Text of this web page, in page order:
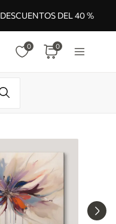
DESCUENTOS DEL 40 %
0 0